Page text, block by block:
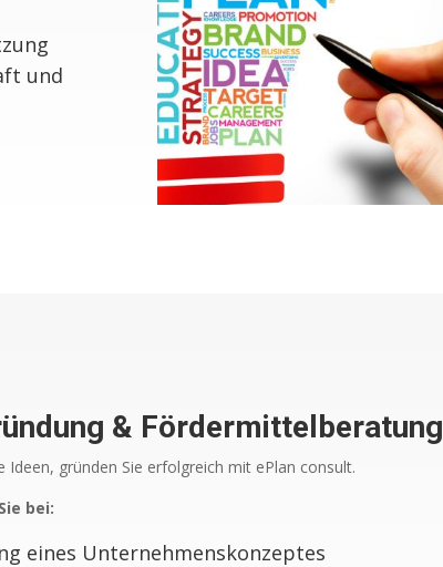
und
& Fördermittelberatung
Ideen, gründen Sie erfolgreich mit ePlan consult.
bei:
eines Unternehmenskonzeptes